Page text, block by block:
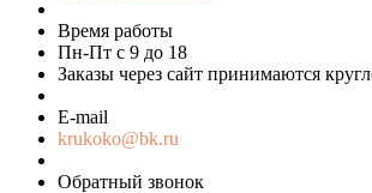
Время работы
Пн-Пт с 9 до 18
Заказы через сайт принимаются
E-mail
krukoko@bk.ru
Обратный звонок